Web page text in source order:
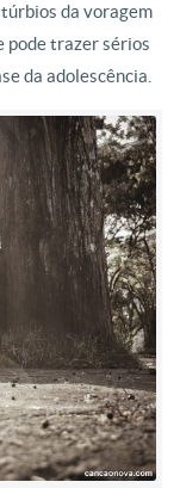
da voragem
pode trazer sérios
da adolescência.